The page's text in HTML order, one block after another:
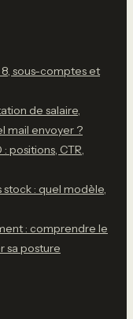
sous-comptes et
de salaire,
mail envoyer ?
positions, CTR,
stock : quel modèle,
: comprendre le
sa posture